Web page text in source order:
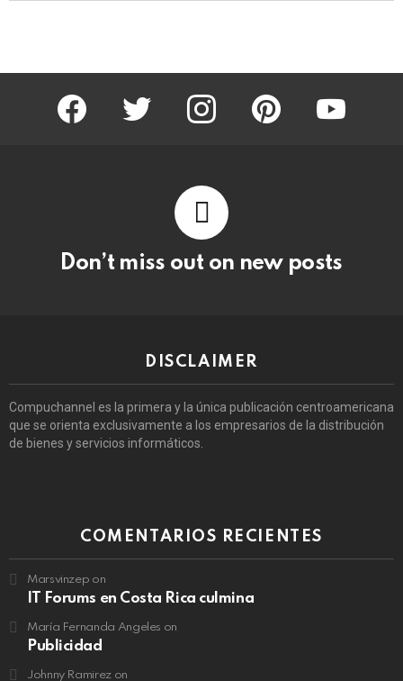
facebook twitter instagram pinterest youtube
Don’t miss out on new posts
DISCLAIMER
Compuchannel es la primera y la única publicación centroamericana
que se orienta exclusivamente a los empresarios de la distribución
de bienes y servicios informáticos.
COMENTARIOS RECIENTES
Marsvinzep on
IT Forums en Costa Rica culmina
María Fernanda Angeles on
Publicidad
Johnny Ramirezon